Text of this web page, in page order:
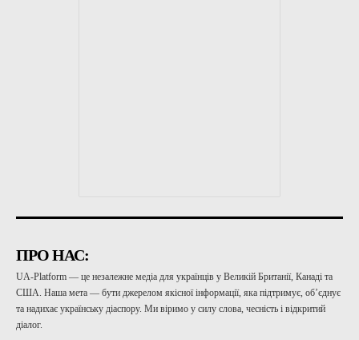
ПРО НАС:
UA-Platform — це незалежне медіа для українців у Великій Британії, Канаді та
США. Наша мета — бути джерелом якісної інформації, яка підтримує, об’єднує
та надихає українську діаспору. Ми віримо у силу слова, чесність і відкритий
діалог.